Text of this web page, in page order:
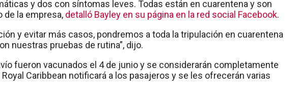
y dos con síntomas leves. Todas están en cuarentena y son
de la empresa, detalló Bayley en su página en la red social Facebook.
y evitar más casos, pondremos a toda la tripulación en cuarentena
nuestras pruebas de rutina”, dijo.
fueron vacunados el 4 de junio y se considerarán completamente
Caribbean notificará a los pasajeros y se les ofrecerán varias